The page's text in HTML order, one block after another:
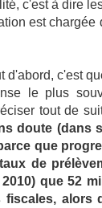
c'est à dire
est chargée
d'abord, c'est
le plus
tout de
doute (dans
que
de
que 52
fiscales, alors